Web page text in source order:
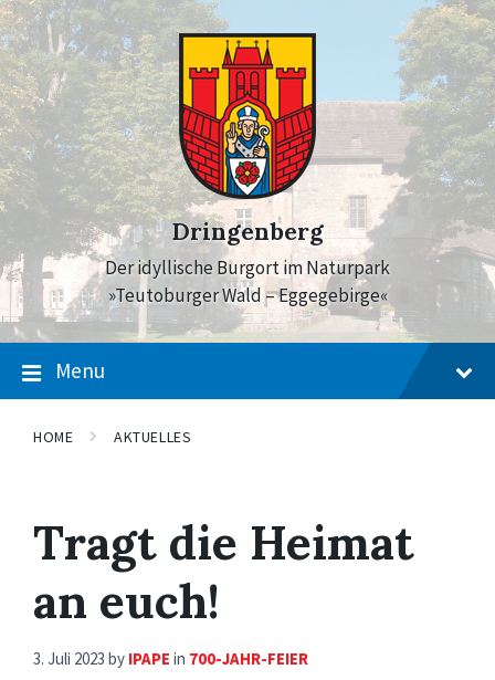
Skip
to
content
Skip
to
main
navigation
Skip
to
footer
Dringenberg
Der idyllische Burgort im Naturpark
»Teutoburger Wald – Eggegebirge«
Menu
HOME AKTUELLES
Tragt die Heimat
an euch!
3. Juli 2023 by IPAPE in 700-JAHR-FEIER